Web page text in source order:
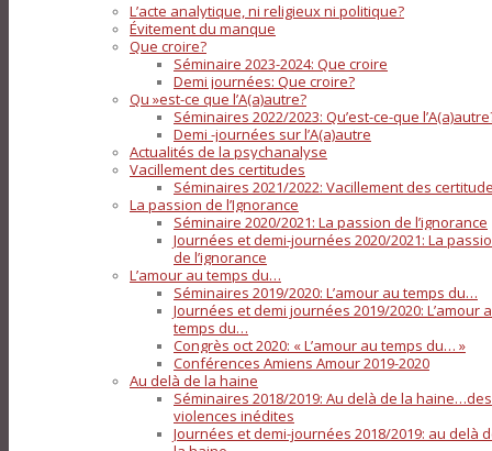
L’acte analytique, ni religieux ni politique?
Évitement du manque
Que croire?
Séminaire 2023-2024: Que croire
Demi journées: Que croire?
Qu »est-ce que l’A(a)autre?
Séminaires 2022/2023: Qu’est-ce-que
Demi -journées sur l’A(a)autre
Actualités de la psychanalyse
Vacillement des certitudes
Séminaires 2021/2022: Vacillement des
La passion de l’Ignorance
Séminaire 2020/2021: La passion de l’ignorance
Journées et demi-journées 2020/2021: La
de l’ignorance
L’amour au temps du…
Séminaires 2019/2020: L’amour au temps du…
Journées et demi journées 2019/2020: L’amour
temps du…
Congrès oct 2020: « L’amour au temps du… »
Conférences Amiens Amour 2019-2020
Au delà de la haine
Séminaires 2018/2019: Au delà de la haine…des
violences inédites
Journées et demi-journées 2018/2019: au delà